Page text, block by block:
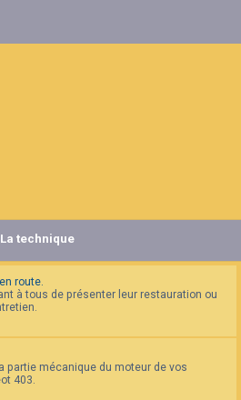
La technique
route.
à tous de présenter leur restauration ou
partie mécanique du moteur de vos
403.